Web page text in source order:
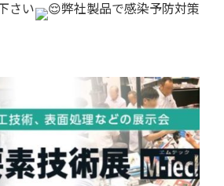
さい
弊社製品で感染予防対策